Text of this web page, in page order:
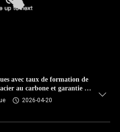
avec taux de formation de
au carbone et garantie de
2026-04-20